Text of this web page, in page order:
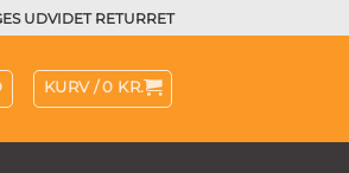
UDVIDET RETURRET
KURV /0 KR.